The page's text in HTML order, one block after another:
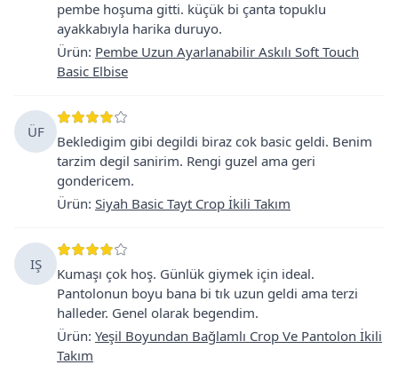
pembe hoşuma gitti. küçük bi çanta topuklu
ayakkabıyla harika duruyo.
Ürün: Pembe Uzun Ayarlanabilir Askılı Soft Touch
Basic Elbise
ÜF
Bekledigim gibi degildi biraz cok basic geldi. Benim
tarzim degil sanirim. Rengi guzel ama geri
gondericem.
Ürün: Siyah Basic Tayt Crop İkili Takım
IŞ
Kumaşı çok hoş. Günlük giymek için ideal.
Pantolonun boyu bana bi tık uzun geldi ama terzi
halleder. Genel olarak begendim.
Ürün: Yeşil Boyundan Bağlamlı Crop Ve Pantolon İkili
Takım